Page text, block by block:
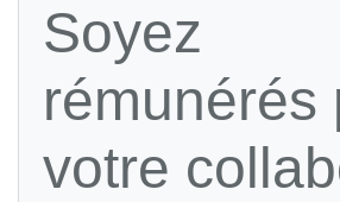
Soyez
rémunérés
votre